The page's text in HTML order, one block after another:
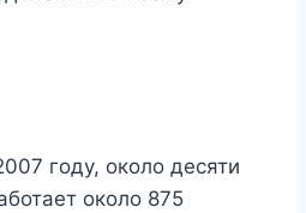
году, около десяти
около 875